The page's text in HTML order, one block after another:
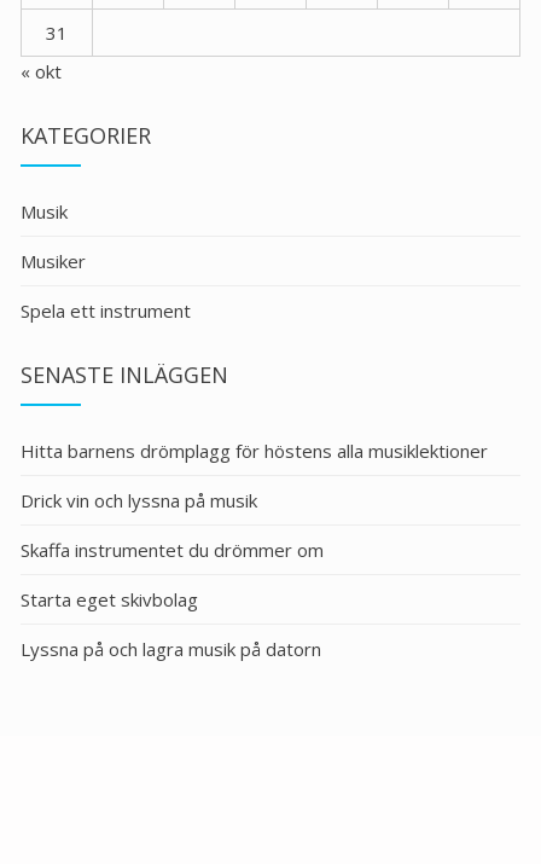
31
« okt
KATEGORIER
Musik
Musiker
Spela ett instrument
SENASTE INLÄGGEN
Hitta barnens drömplagg för höstens alla musiklektioner
Drick vin och lyssna på musik
Skaffa instrumentet du drömmer om
Starta eget skivbolag
Lyssna på och lagra musik på datorn